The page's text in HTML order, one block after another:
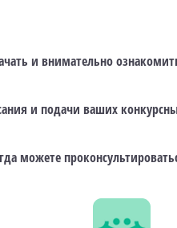
и внимательно
и подачи ваших
можете